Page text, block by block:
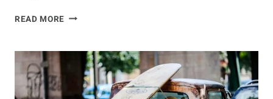
READ MORE MODIFIYE
ROAD
ARAÇLARI
MUAYENEDEN
GEÇER